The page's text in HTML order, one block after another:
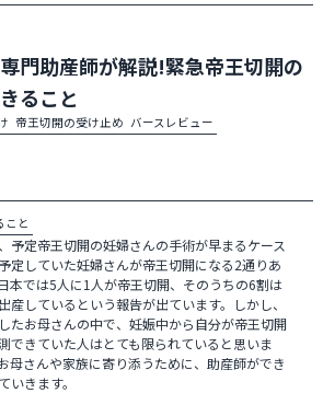
門助産師が解説!緊急帝王切開の
ること
帝王切開の受け止め バースレビュー
こと
予定帝王切開の妊婦さんの手術が早まるケース
定していた妊婦さんが帝王切開になる2通りあ
本では5人に1人が帝王切開、そのうちの6割は
産しているという報告が出ています。しかし、
たお母さんの中で、妊娠中から自分が帝王切開
できていた人はとても限られていると思いま
母さんや家族に寄り添うために、助産師ができ
いきます。